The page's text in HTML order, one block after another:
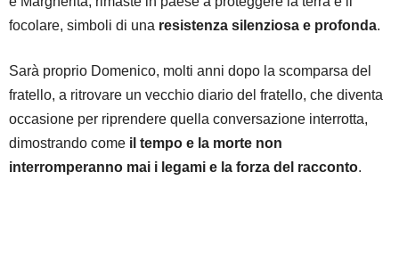
focolare, simboli di una resistenza silenziosa e profonda.
Sarà proprio Domenico, molti anni dopo la scomparsa del
fratello, a ritrovare un vecchio diario del fratello, che diventa
occasione per riprendere quella conversazione interrotta,
dimostrando come il tempo e la morte non
interromperanno mai i legami e la forza del racconto.